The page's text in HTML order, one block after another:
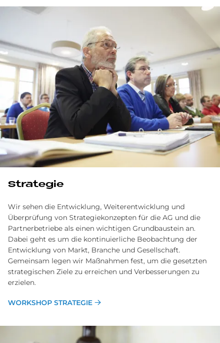
Strategie
Wir sehen die Entwicklung, Weiterentwicklung und
Überprüfung von Strategiekonzepten für die AG und die
Partnerbetriebe als einen wichtigen Grundbaustein an.
Dabei geht es um die kontinuierliche Beobachtung der
Entwicklung von Markt, Branche und Gesellschaft.
Gemeinsam legen wir Maßnahmen fest, um die gesetzten
strategischen Ziele zu erreichen und Verbesserungen zu
erzielen.
WORKSHOP STRATEGIE